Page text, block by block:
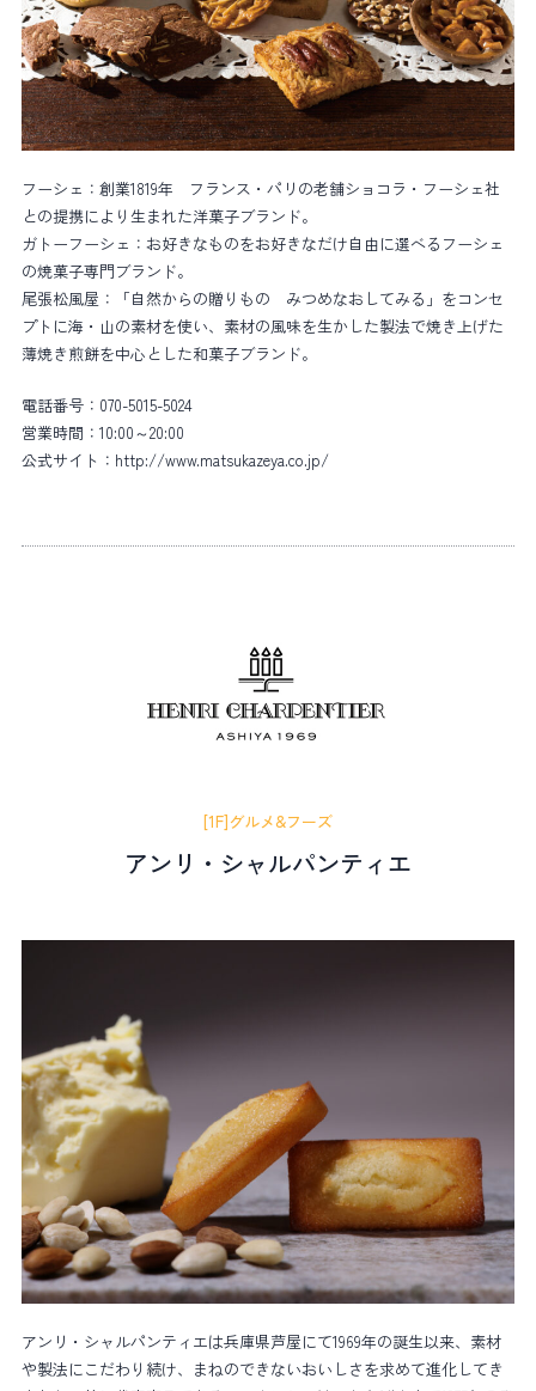
フーシェ：創業1819年 フランス・パリの老舗ショコラ・フーシェ社
との提携により生まれた洋菓子ブランド。
ガトーフーシェ：お好きなものをお好きなだけ自由に選べるフーシェ
の焼菓子専門ブランド。
尾張松風屋：「自然からの贈りもの みつめなおしてみる」をコンセ
プトに海・山の素材を使い、素材の風味を生かした製法で焼き上げた
薄焼き煎餅を中心とした和菓子ブランド。
電話番号： 070-5015-5024
営業時間： 10:00～20:00
公式サイト： http://www.matsukazeya.co.jp/
[1F]グルメ&フーズ
アンリ・シャルパンティエ
アンリ・シャルパンティエは兵庫県芦屋にて1969年の誕生以来、素材
や製法にこだわり続け、まねのできないおいしさを求めて進化してき